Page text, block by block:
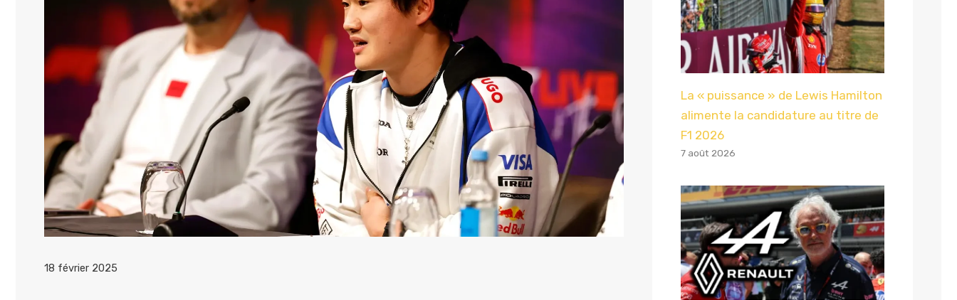
18 février 2025
La « puissance » de Lewis Hamilton
alimente la candidature au titre de
F1 2026
7 août 2026